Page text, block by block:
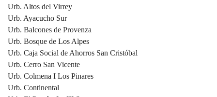
Urb. Altos del Virrey
Urb. Ayacucho Sur
Urb. Balcones de Provenza
Urb. Bosque de Los Alpes
Urb. Caja Social de Ahorros San Cristóbal
Urb. Cerro San Vicente
Urb. Colmena I Los Pinares
Urb. Continental